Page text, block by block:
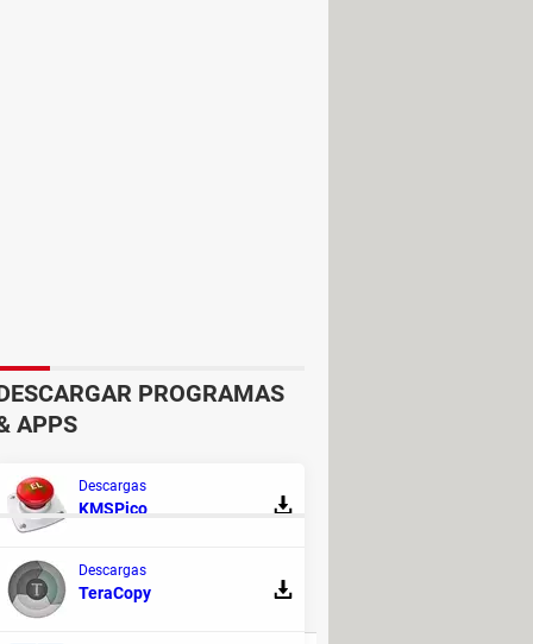
DISCUSIÓN!
RESPUESTAS
PROGRAMAS
APPS
Descargas
KMSPico
Descargas
TeraCopy